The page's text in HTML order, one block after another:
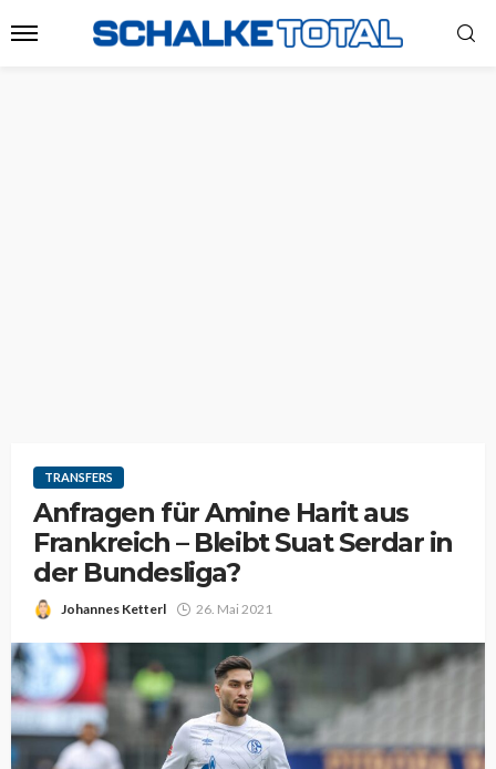
TRANSFERS
Anfragen für Amine Harit aus
Frankreich – Bleibt Suat Serdar in
der Bundesliga?
Johannes Ketterl 26. Mai 2021